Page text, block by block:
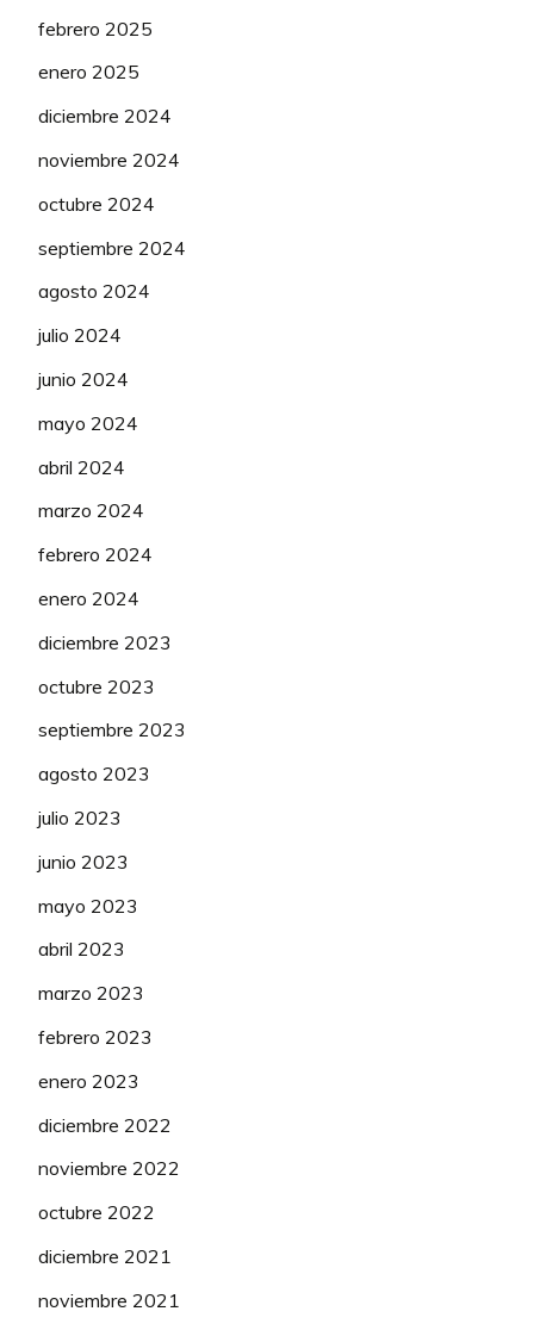
febrero 2025
enero 2025
diciembre 2024
noviembre 2024
octubre 2024
septiembre 2024
agosto 2024
julio 2024
junio 2024
mayo 2024
abril 2024
marzo 2024
febrero 2024
enero 2024
diciembre 2023
octubre 2023
septiembre 2023
agosto 2023
julio 2023
junio 2023
mayo 2023
abril 2023
marzo 2023
febrero 2023
enero 2023
diciembre 2022
noviembre 2022
octubre 2022
diciembre 2021
noviembre 2021